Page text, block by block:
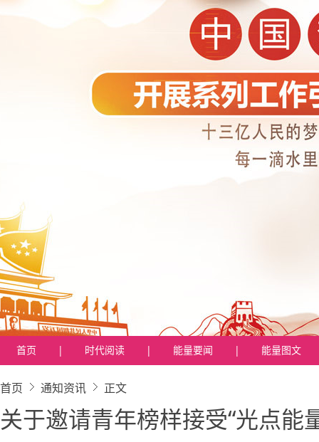
首页 | 时代阅读 | 能量要闻 | 能量图文
首页 通知资讯 正文
关于邀请青年榜样接受“光点能